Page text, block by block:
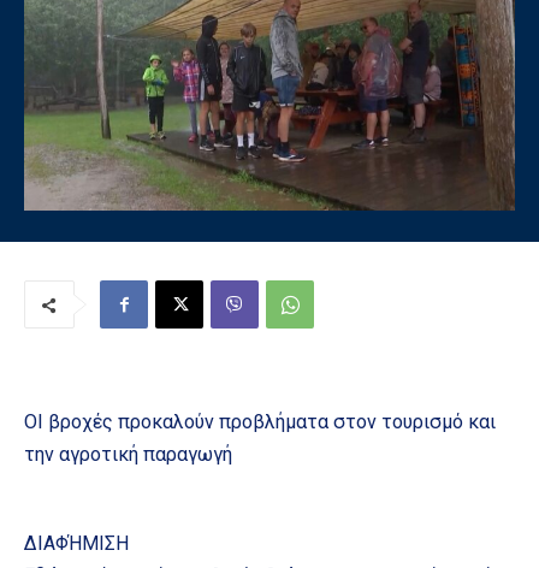
ΟΙ βροχές προκαλούν προβλήματα στον τουρισμό και
την αγροτική παραγωγή
ΔΙΑΦΉΜΙΣΗ